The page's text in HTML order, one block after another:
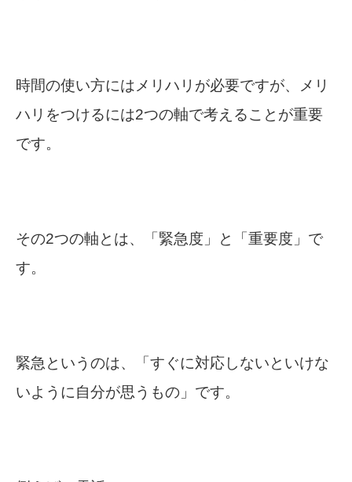
時間の使い方にはメリハリが必要ですが、メリ
ハリをつけるには2つの軸で考えることが重要
です。
その2つの軸とは、「緊急度」と「重要度」で
す。
緊急というのは、「すぐに対応しないといけな
いように自分が思うもの」です。